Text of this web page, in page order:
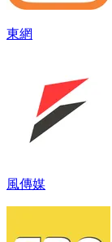
東網
風傳媒